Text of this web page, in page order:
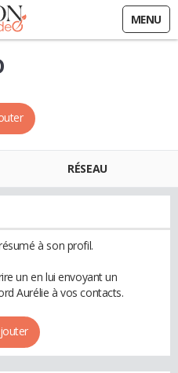
MENU
RÉSEAU
à son profil.
un en lui envoyant un
Aurélie à vos contacts.